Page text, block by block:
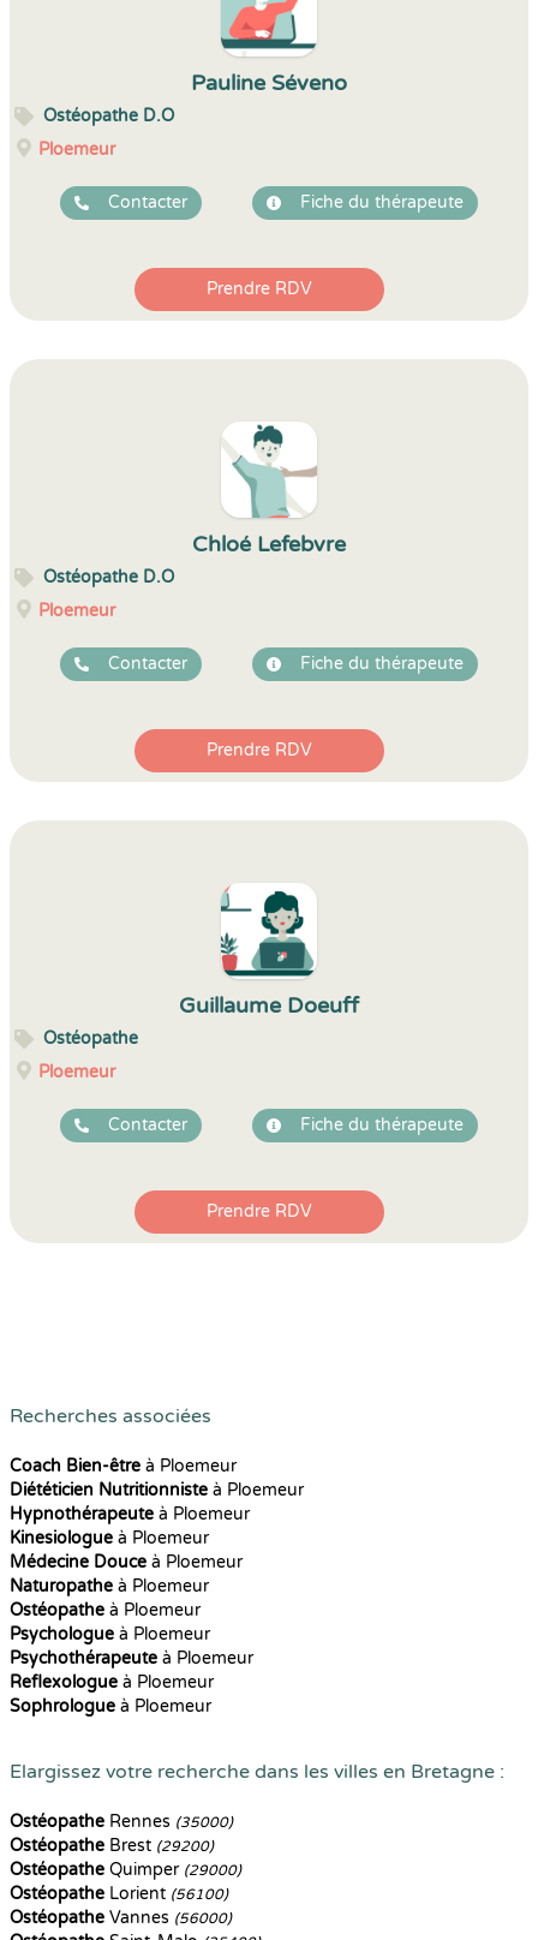
Pauline Séveno
Ostéopathe D.O
Ploemeur
Contacter Fiche du thérapeute
Prendre RDV
Chloé Lefebvre
Ostéopathe D.O
Ploemeur
Contacter Fiche du thérapeute
Prendre RDV
Guillaume Doeuff
Ostéopathe
Ploemeur
Contacter Fiche du thérapeute
Prendre RDV
Recherches associées
Coach Bien-être à Ploemeur
Diététicien Nutritionniste à Ploemeur
Hypnothérapeute à Ploemeur
Kinesiologue à Ploemeur
Médecine Douce à Ploemeur
Naturopathe à Ploemeur
Ostéopathe à Ploemeur
Psychologue à Ploemeur
Psychothérapeute à Ploemeur
Reflexologue à Ploemeur
Sophrologue à Ploemeur
Elargissez votre recherche dans les villes en Bretagne :
Ostéopathe Rennes (35000)
Ostéopathe Brest (29200)
Ostéopathe Quimper (29000)
Ostéopathe Lorient (56100)
Ostéopathe Vannes (56000)